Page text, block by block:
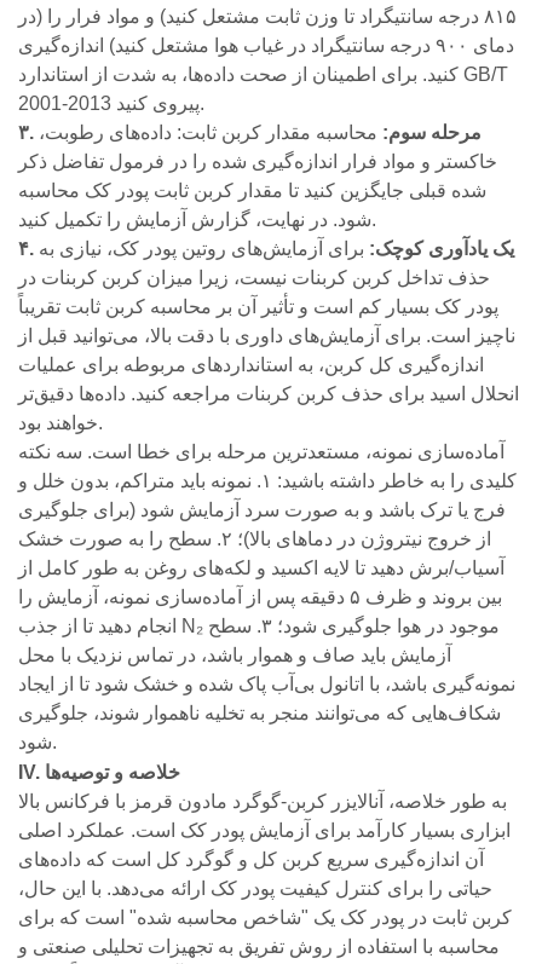
۸۱۵ درجه سانتیگراد تا وزن ثابت مشتعل کنید) و مواد فرار را (در
دمای ۹۰۰ درجه سانتیگراد در غیاب هوا مشتعل کنید) اندازه‌گیری
کنید. برای اطمینان از صحت داده‌ها، به شدت از استاندارد GB/T
2001-2013 پیروی کنید.
۳. مرحله سوم: محاسبه مقدار کربن ثابت: داده‌های رطوبت،
خاکستر و مواد فرار اندازه‌گیری شده را در فرمول تفاضل ذکر
شده قبلی جایگزین کنید تا مقدار کربن ثابت پودر کک محاسبه
شود. در نهایت، گزارش آزمایش را تکمیل کنید.
۴. یک یادآوری کوچک: برای آزمایش‌های روتین پودر کک، نیازی به
حذف تداخل کربن کربنات نیست، زیرا میزان کربن کربنات در
پودر کک بسیار کم است و تأثیر آن بر محاسبه کربن ثابت تقریباً
ناچیز است. برای آزمایش‌های داوری با دقت بالا، می‌توانید قبل از
اندازه‌گیری کل کربن، به استانداردهای مربوطه برای عملیات
انحلال اسید برای حذف کربن کربنات مراجعه کنید. داده‌ها دقیق‌تر
خواهند بود.
آماده‌سازی نمونه، مستعدترین مرحله برای خطا است. سه نکته
کلیدی را به خاطر داشته باشید: ۱. نمونه باید متراکم، بدون خلل و
فرج یا ترک باشد و به صورت سرد آزمایش شود (برای جلوگیری
از خروج نیتروژن در دماهای بالا)؛ ۲. سطح را به صورت خشک
آسیاب/برش دهید تا لایه اکسید و لکه‌های روغن به طور کامل از
بین بروند و ظرف ۵ دقیقه پس از آماده‌سازی نمونه، آزمایش را
انجام دهید تا از جذب N₂ موجود در هوا جلوگیری شود؛ ۳. سطح
آزمایش باید صاف و هموار باشد، در تماس نزدیک با محل
نمونه‌گیری باشد، با اتانول بی‌آب پاک شده و خشک شود تا از ایجاد
شکاف‌هایی که می‌توانند منجر به تخلیه ناهموار شوند، جلوگیری
شود.
IV. خلاصه و توصیه‌ها
به طور خلاصه، آنالایزر کربن-گوگرد مادون قرمز با فرکانس بالا
ابزاری بسیار کارآمد برای آزمایش پودر کک است. عملکرد اصلی
آن اندازه‌گیری سریع کربن کل و گوگرد کل است که داده‌های
حیاتی را برای کنترل کیفیت پودر کک ارائه می‌دهد. با این حال،
کربن ثابت در پودر کک یک "شاخص محاسبه شده" است که برای
محاسبه با استفاده از روش تفریق به تجهیزات تحلیلی صنعتی و